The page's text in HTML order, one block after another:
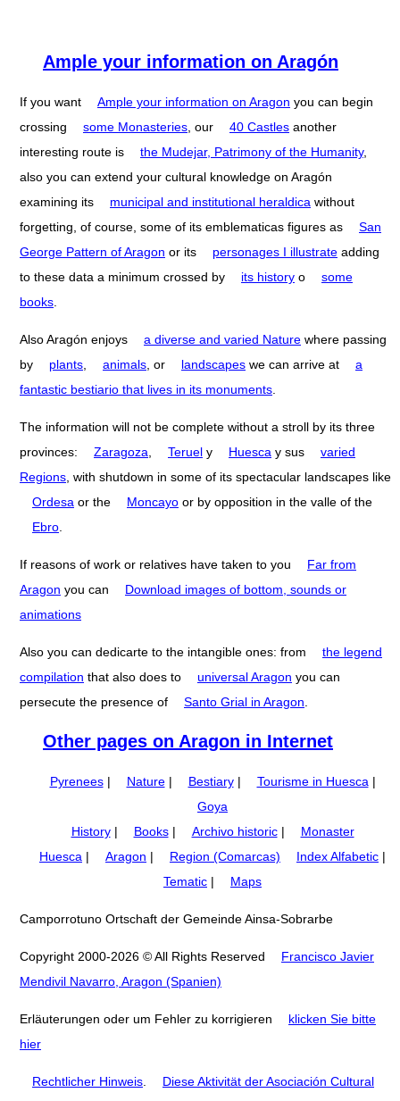
Ample your information on Aragón
If you want Ample your information on Aragon you can begin
crossing
some Monasteries , our 40 Castles another
interesting route is
the Mudejar, Patrimony of the Humanity,
also you can extend your cultural knowledge on Aragón
examining its
municipal and institutional heraldica without
forgetting, of course, some of its emblematicas figures as
San
George Pattern of Aragon or its personages I illustrate adding
to these data a minimum crossed by
its history o
some
books
Also Aragón enjoys a diverse and varied Nature where passing
by
plants animals , or landscapes we can arrive at
a
fantastic bestiario that lives in its monuments
The information will not be complete without a stroll by its three
provinces:
Zaragoza Teruel y Huesca y sus
varied
Regions , with shutdown in some of its spectacular landscapes like
Ordesa or the Moncayo or by opposition in the valle of the
Ebro
If reasons of work or relatives have taken to you
Far from
Aragon you can
Download images of bottom, sounds or
animations
Also you can dedicarte to the intangible ones: from
the legend
compilation that also does to universal Aragon you can
persecute the presence of
Santo Grial in Aragon
Other pages on Aragon in Internet
Pyrenees| Nature| Bestiary| Tourisme in Huesca |
Goya
History| Books| Archivo historic|
Monaster
Huesca | Aragon | Region (Comarcas) Index Alfabetic |
Tematic | Maps
Camporrotuno Ortschaft der Gemeinde Ainsa-Sobrarbe
Copyright 2000-2026 © All Rights Reserved
Francisco Javier
Mendivil Navarro, Aragon (Spanien)
Erläuterungen oder um Fehler zu korrigieren
klicken Sie bitte
hier
Rechtlicher Hinweis
Diese Aktivität der Asociación Cultural